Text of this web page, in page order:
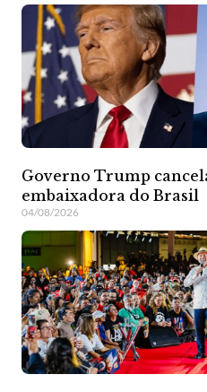
Governo Trump
embaixadora do Brasil
04/08/2026